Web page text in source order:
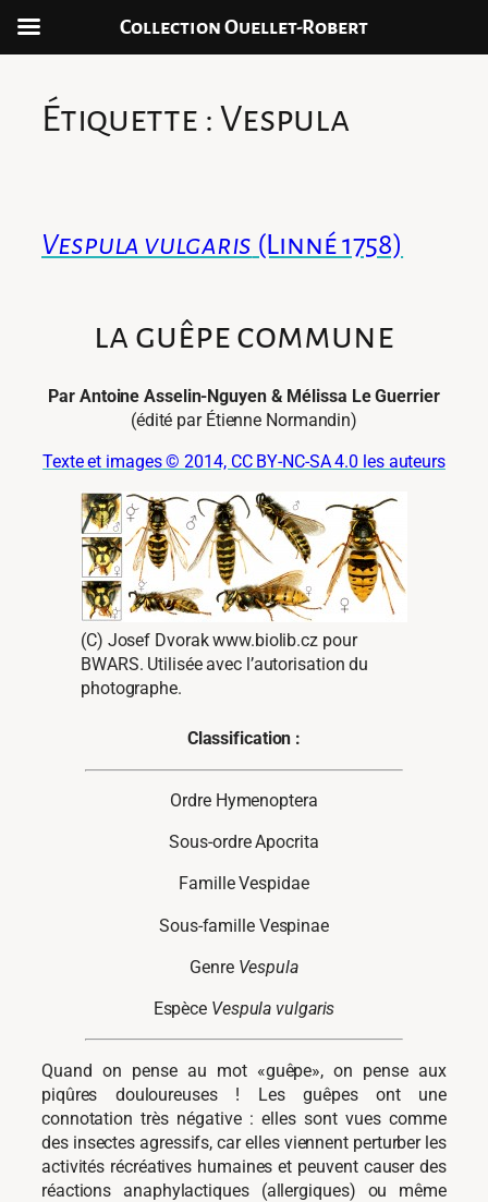
contenuÉtiquette : Vespula
Vespula vulgaris (Linné 1758)
la guêpe commune
Par Antoine Asselin-Nguyen & Mélissa Le Guerrier
(édité par Étienne Normandin)
Texte et images © 2014, CC BY-NC-SA 4.0 les auteurs
(C) Josef Dvorak www.biolib.cz pour
BWARS. Utilisée avec l’autorisation du
photographe.
Classification :
Ordre Hymenoptera
Sous-ordre Apocrita
Famille Vespidae
Sous-famille Vespinae
Genre Vespula
Espèce Vespula vulgaris
Quand on pense au mot «guêpe», on pense aux
piqûres douloureuses ! Les guêpes ont une
connotation très négative : elles sont vues comme
des insectes agressifs, car elles viennent perturber les
activités récréatives humaines et peuvent causer des
réactions anaphylactiques (allergiques) ou même
Collection Ouellet-Robert